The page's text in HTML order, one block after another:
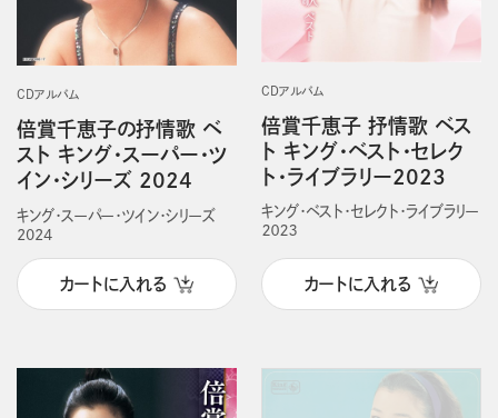
CDアルバム
倍賞千恵子の抒情歌 ベ
スト キング・スーパー・ツ
イン・シリーズ 2024
キング・スーパー・ツイン・シリーズ
2024
カートに入れる
CDアルバム
倍賞千恵子 抒情歌 ベス
ト キング・ベスト・セレク
ト・ライブラリー2023
キング・ベスト・セレクト・ライブラリー
２０２３
カートに入れる